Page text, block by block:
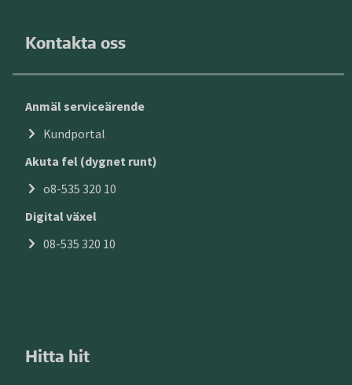
Kontakta oss
Anmäl serviceärende
Kundportal
Akuta fel (dygnet runt)
o8-535 320 10
Digital växel
08-535 320 10
Hitta hit